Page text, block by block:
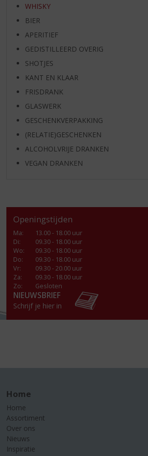
WHISKY
BIER
APERITIEF
GEDISTILLEERD OVERIG
SHOTJES
KANT EN KLAAR
FRISDRANK
GLASWERK
GESCHENKVERPAKKING
(RELATIE)GESCHENKEN
ALCOHOLVRIJE DRANKEN
VEGAN DRANKEN
Openingstijden
Ma:
13.00 - 18.00 uur
Di:
09.30 - 18.00 uur
Wo:
09.30 - 18.00 uur
Do:
09.30 - 18.00 uur
Vr:
09.30 - 20.00 uur
Za:
09.30 - 18.00 uur
Zo:
Gesloten
NIEUWSBRIEF
Schrijf je hier in
Home
Home
Assortiment
Over ons
Nieuws
Inspiratie